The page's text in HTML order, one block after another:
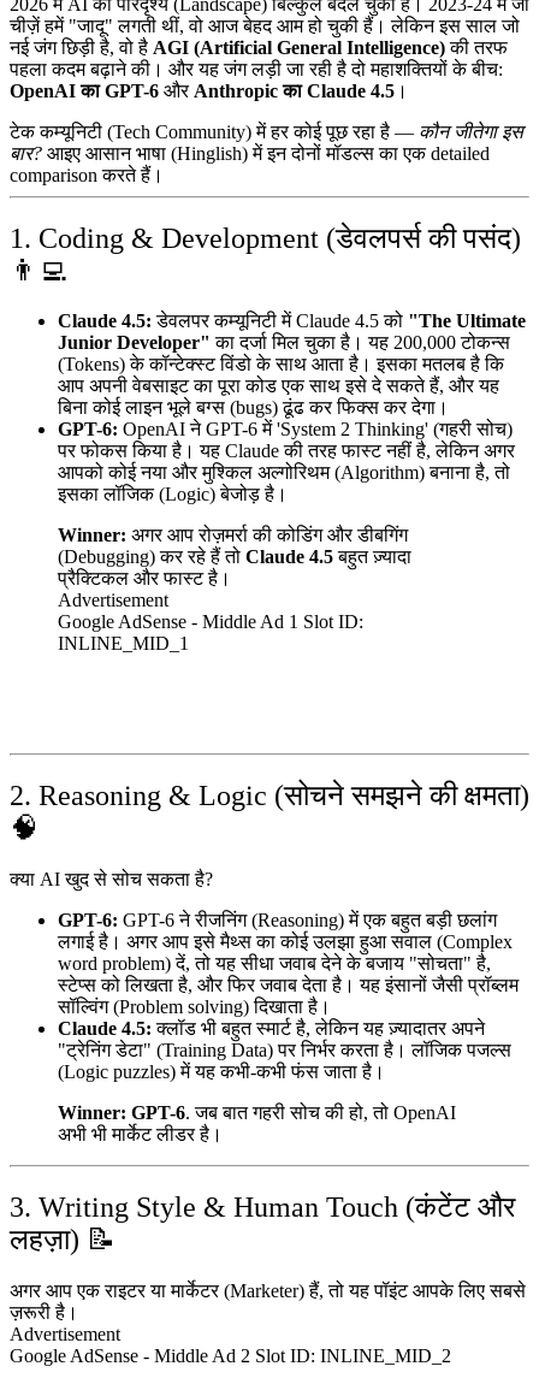
चीज़ें हमें "जादू" लगती थीं, वो आज बेहद आम हो चुकी हैं। लेकिन इस साल जो
नई जंग छिड़ी है, वो है AGI (Artificial General Intelligence)की तरफ
पहला कदम बढ़ाने की। और यह जंग लड़ी जा रही है दो महाशक्तियों के बीच:
OpenAI का GPT-6 और Anthropic का Claude 4.5 ।
टेक कम्यूनिटी (Tech Community) में हर कोई पूछ रहा है — कौन जीतेगा इस
बार? आइए आसान भाषा (Hinglish) में इन दोनों मॉडल्स का एक detailed
comparison करते हैं।
1. Coding & Development (डेवलपर्स की पसंद)
👨‍💻
Claude 4.5: डेवलपर कम्यूनिटी में Claude 4.5 को "The Ultimate
Junior Developer" का दर्जा मिल चुका है। यह 200,000 टोकन्स
(Tokens) के कॉन्टेक्स्ट विंडो के साथ आता है। इसका मतलब है कि
आप अपनी वेबसाइट का पूरा कोड एक साथ इसे दे सकते हैं, और यह
बिना कोई लाइन भूले बग्स (bugs) ढूंढ कर फिक्स कर देगा।
GPT-6: OpenAI ने GPT-6 में 'System 2 Thinking' (गहरी सोच)
पर फोकस किया है। यह Claude की तरह फास्ट नहीं है, लेकिन अगर
आपको कोई नया और मुश्किल अल्गोरिथम (Algorithm) बनाना है, तो
इसका लॉजिक (Logic) बेजोड़ है।
Winner: अगर आप रोज़मर्रा की कोडिंग और डीबगिंग
(Debugging) कर रहे हैं तो Claude 4.5बहुत ज़्यादा
प्रैक्टिकल और फास्ट है।
Advertisement
Google AdSense - Middle Ad 1 Slot ID:
INLINE_MID_1
2. Reasoning & Logic (सोचने समझने की क्षमता)
🧠
क्या AI खुद से सोच सकता है?
GPT-6: GPT-6 ने रीजनिंग (Reasoning) में एक बहुत बड़ी छलांग
लगाई है। अगर आप इसे मैथ्स का कोई उलझा हुआ सवाल (Complex
word problem) दें, तो यह सीधा जवाब देने के बजाय "सोचता" है,
स्टेप्स को लिखता है, और फिर जवाब देता है। यह इंसानों जैसी प्रॉब्लम
सॉल्विंग (Problem solving) दिखाता है।
Claude 4.5: क्लॉड भी बहुत स्मार्ट है, लेकिन यह ज़्यादातर अपने
"ट्रेनिंग डेटा" (Training Data) पर निर्भर करता है। लॉजिक पजल्स
(Logic puzzles) में यह कभी-कभी फंस जाता है।
Winner: GPT-6. जब बात गहरी सोच की हो, तो OpenAI
अभी भी मार्केट लीडर है।
3. Writing Style & Human Touch (कंटेंट और
लहज़ा) 📝
अगर आप एक राइटर या मार्केटर (Marketer) हैं, तो यह पॉइंट आपके लिए सबसे
ज़रूरी है।
Advertisement
Google AdSense - Middle Ad 2 Slot ID: INLINE_MID_2